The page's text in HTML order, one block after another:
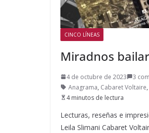
CINCO LÍNEAS
Miradnos
4 de octubre de 2023
3
Anagrama, Cabaret Voltaire,
4 minutos de lectura
Lecturas, reseñas e
Leila Slimani Cabaret